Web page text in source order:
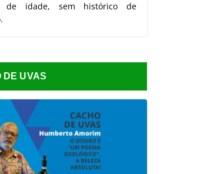
de idade, sem histórico de
DE UVAS